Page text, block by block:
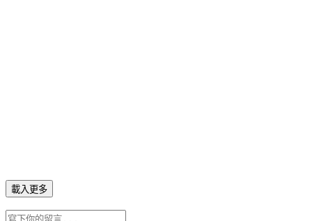
載入更多